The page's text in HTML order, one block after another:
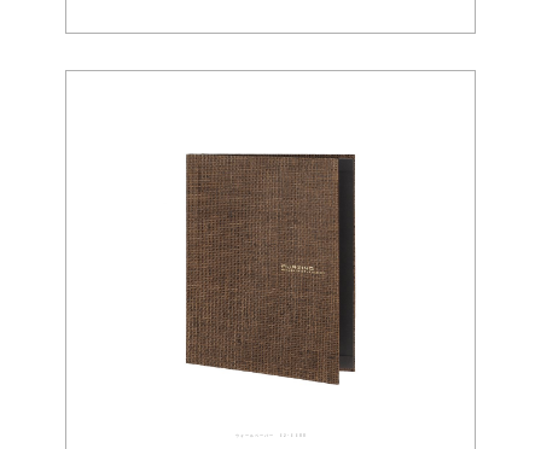
ウォールペーパー 02-0088